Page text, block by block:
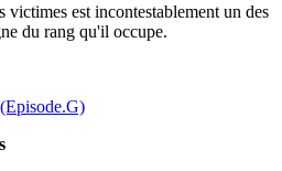
victimes est incontestablement un des
du rang qu'il occupe.